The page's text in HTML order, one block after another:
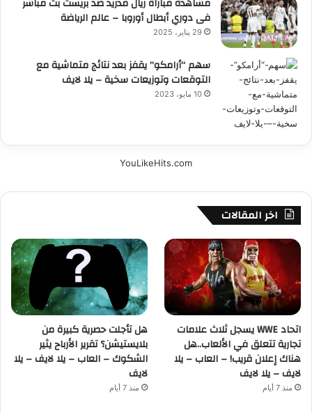
فى دوري أبطال أوروبا – عالم الرياضة
29 يناير، 2025
سهم “أرامكو” يقفز بعد نتائج متماشية مع
التوقعات وتوزيعات سخية – يلا لايف
10 مايو، 2023
YouLikeHits.com
اخر المقالات
اتحاد WWE يسجل ثلاث علامات
تجارية تتعلق في الألعاب..هل
هناك إعلان قريب! – العاب – يلا
لايف – يلا لايف
منذ 7 أيام
هل تأجلت حصرية كبيرة من
بلايستيشن؟ تقرير الأرباح يثير
الشكوك – العاب – يلا لايف – يلا
لايف
منذ 7 أيام